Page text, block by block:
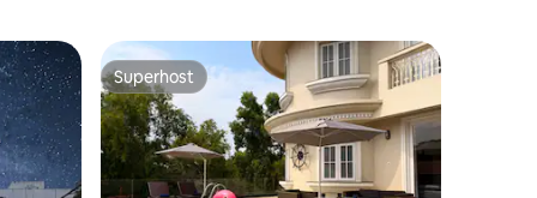
Superhost
Superhost